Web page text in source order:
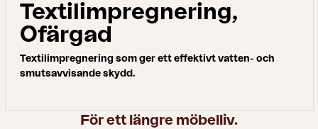
Textilimpregnering,
Ofärgad
Textilimpregnering som ger ett effektivt vatten- och
smutsavvisande skydd.
För ett längre möbelliv.